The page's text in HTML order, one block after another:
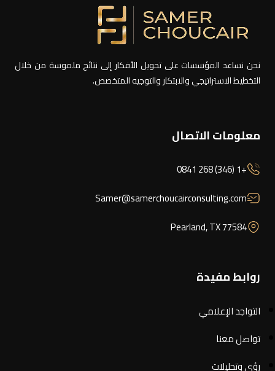
نحن نساعد المؤسسات على تحويل الأفكار إلى نتائج ملموسة من خلال
التخطيط الاستراتيجي والابتكار والتوجيه المتخصص.
معلومات الاتصال
+1 (346) 268 0841
Samer@samerchoucairconsulting.com
Pearland, TX 77584
روابط مفيدة
التواجد الإعلامي
تواصل معنا
رؤى وتحليلات